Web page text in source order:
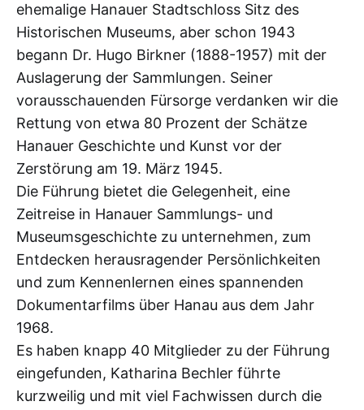
ehemalige Hanauer Stadtschloss Sitz des
Historischen Museums, aber schon 1943
begann Dr. Hugo Birkner (1888-1957) mit der
Auslagerung der Sammlungen. Seiner
vorausschauenden Fürsorge verdanken wir die
Rettung von etwa 80 Prozent der Schätze
Hanauer Geschichte und Kunst vor der
Zerstörung am 19. März 1945.
Die Führung bietet die Gelegenheit, eine
Zeitreise in Hanauer Sammlungs- und
Museumsgeschichte zu unternehmen, zum
Entdecken herausragender Persönlichkeiten
und zum Kennenlernen eines spannenden
Dokumentarfilms über Hanau aus dem Jahr
1968.
Es haben knapp 40 Mitglieder zu der Führung
eingefunden, Katharina Bechler führte
kurzweilig und mit viel Fachwissen durch die